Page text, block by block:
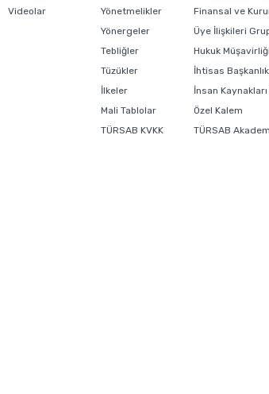
Videolar
Yönetmelikler
Yönergeler
Tebliğler
Tüzükler
İlkeler
Mali Tablolar
TÜRSAB KVKK
Finansal ve
Üye İlişkileri
Hukuk Müşavirliği
İhtisas
İnsan
Özel Kalem
TÜRSAB